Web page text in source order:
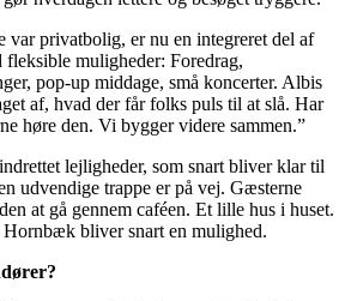
var privatbolig, er nu en integreret del af
fleksible muligheder: Foredrag,
pop-up middage, små koncerter. Albis
af, hvad der får folks puls til at slå. Har
høre den. Vi bygger videre sammen.”
lejligheder, som snart bliver klar til
udvendige trappe er på vej. Gæsterne
at gå gennem caféen. Et lille hus i huset.
bliver snart en mulighed.